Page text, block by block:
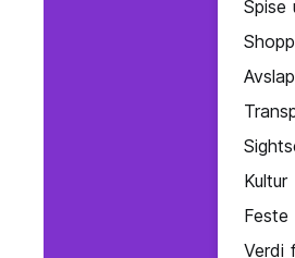
Spise
Kultur
Feste
Verdi